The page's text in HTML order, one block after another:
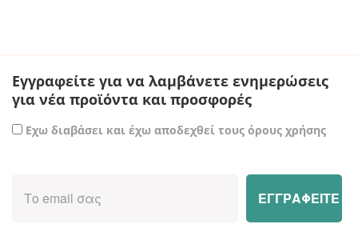
Εγγραφείτε για να λαμβάνετε ενημερώσεις
για νέα προϊόντα και προσφορές
Εχω διαβάσει και έχω αποδεχθεί τους όρους χρήσης